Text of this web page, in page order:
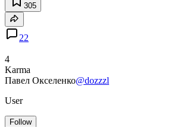
305
22
4
Karma
Павел Окселенко@dozzzl
User
Follow